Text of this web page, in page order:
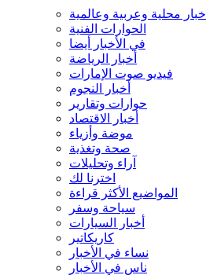
أخبار محلية وعربية وعالمية
الحوارات الفنية
في الأخبار أيضا
أخبار الرياضة
فيديو صوت الإمارات
أخبار النجوم
حوارات وتقارير
أخبار الاقتصاد
موضة وأزياء
صحة وتغذية
آراء وتحليلات
اخترنا لك
المواضيع الأكثر قراءة
سياحة وسفر
أخبار السيارات
كاريكاتير
نساء في الأخبار
ناس في الأخبار